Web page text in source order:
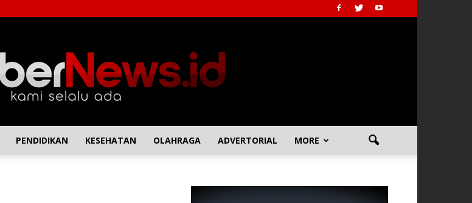
PENDIDIKAN KESEHATAN OLAHRAGA ADVERTORIAL MORE